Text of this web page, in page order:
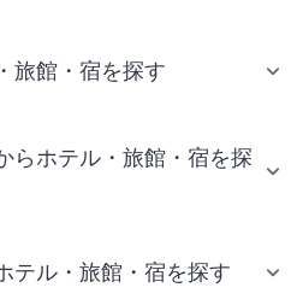
旅館・宿を探す
らホテル・旅館・宿を探
テル・旅館・宿を探す